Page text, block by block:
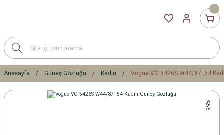
Anasayfa Güneş Gözlüğü Kadın Vogue VO 5426S W44/87 .54
%56